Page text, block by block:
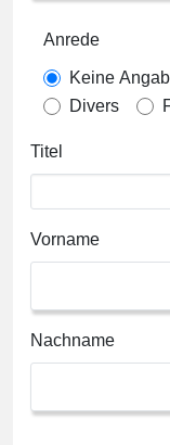
Anrede
Keine
Divers
Titel
Vorname
Nachname